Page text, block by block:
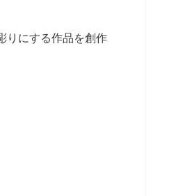
りにする作品を創作